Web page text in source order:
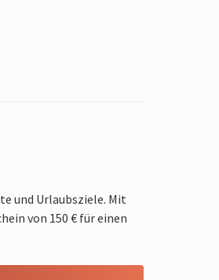
und Urlaubsziele. Mit
von 150 € für einen